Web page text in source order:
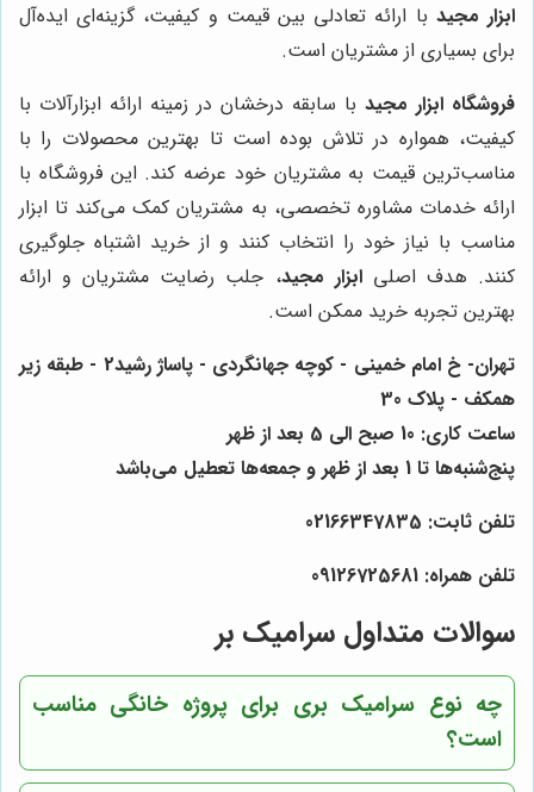
ابزار مجید با ارائه تعادلی بین قیمت و کیفیت، گزینه‌ای ایده‌آل
برای بسیاری از مشتریان است.
فروشگاه ابزار مجید با سابقه درخشان در زمینه ارائه ابزارآلات با
کیفیت، همواره در تلاش بوده است تا بهترین محصولات را با
مناسب‌ترین قیمت به مشتریان خود عرضه کند. این فروشگاه با
ارائه خدمات مشاوره تخصصی، به مشتریان کمک می‌کند تا ابزار
مناسب با نیاز خود را انتخاب کنند و از خرید اشتباه جلوگیری
کنند. هدف اصلیابزار مجید، جلب رضایت مشتریان و ارائه
بهترین تجربه خرید ممکن است.
تهران- خ امام خمینی - کوچه جهانگردی - پاساژ رشید2 - طبقه زیر
همکف - پلاک 30
ساعت کاری: 10 صبح الی 5 بعد از ظهر
پنج‌شنبه‌ها تا 1 بعد از ظهر و جمعه‌ها تعطیل می‌باشد
تلفن ثابت: 02166347835
تلفن همراه: 09126725681
سوالات متداول سرامیک بر
چه نوع سرامیک بری برای پروژه خانگی مناسب
است؟